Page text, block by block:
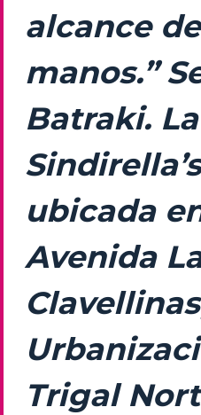
alcance
manos.”
Batraki.
ubicada
Avenida
Trigal